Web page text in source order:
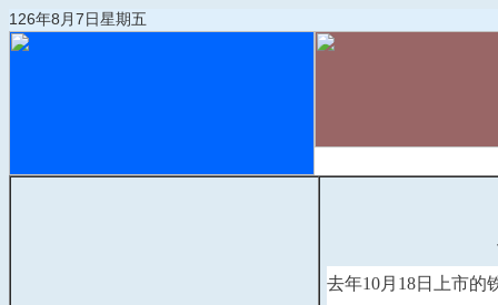
126年8月7日星期五
去年10月18日上市的